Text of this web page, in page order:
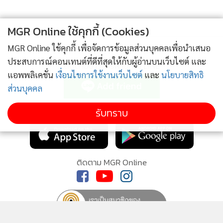
ความจริงที่พี่สาวผมรู้สึกกังวลก็เพราะว่า ก่อนหน้านี้เธอเคยมาอยู่
เอาการ แต่เมื่อได้กลับไปบ้านแล้วยังไม่ทันข้ามคืนก็ต้องกลับมา
บ้านหมด วันรุ่งขึ้นเธอจำความไม่ได้เลยว่าเธอต้องกลับมานอนอยู่
โรงพยาบาลอีกครั้งได้อย่างไร จึงไม่แปลกที่เธอไม่ตอบคุณหมอว่า
ดีใจไหมในคำถามแรก
ประเด็นที่ผมนำเรื่องพี่สาวมาเล่า คือประเด็นของการสื่อสาร
ติดตามข่าวสารผ่านทาง LINE
MGR Online Application
ติดตาม MGR Online
MGR Online ใช้คุกกี้ (Cookies)
MGR Online ใช้คุกกี้ เพื่อจัดการข้อมูลส่วนบุคคลเพื่อนำเสนอ
ประสบการณ์คอนเทนต์ที่ดีที่สุดให้กับผู้อ่านบนเว็บไซต์ และ
แอพพลิเคชั่น เงื่อนไขการใช้งานเว็บไซต์ และ นโยบายสิทธิ
ส่วนบุคคล
รับทราบ